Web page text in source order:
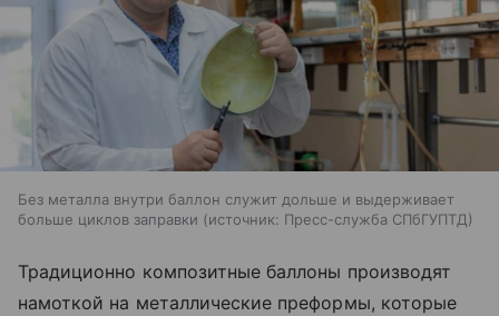
Без металла внутри баллон служит дольше и выдерживает
больше циклов заправки
источник: Пресс-служба СПбГУПТД
Традиционно композитные баллоны производят
намоткой на металлические преформы, которые